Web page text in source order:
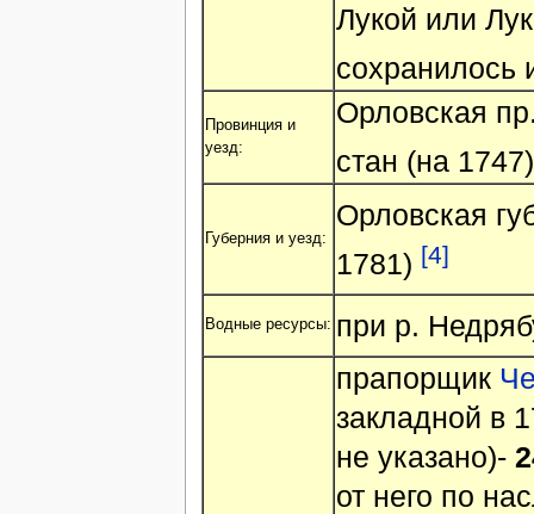
Лукой или
сохранилось
Провинция и
уезд:
Орловская
стан (на
Губерния и уезд:
Орловская
1781) [4]
Водные ресурсы: при р.
прапорщик
закладной в
не указано)-
от него по